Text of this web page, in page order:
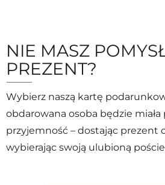
NIE MASZ
PREZENT?
Wybierz naszą kartę
obdarowana osoba będzie
przyjemność – dostając prezent
wybierając swoją ulubioną